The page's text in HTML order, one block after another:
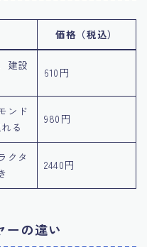
価格（税込）
建設
610円
ンド
る
980円
クタ
2440円
ーの違い